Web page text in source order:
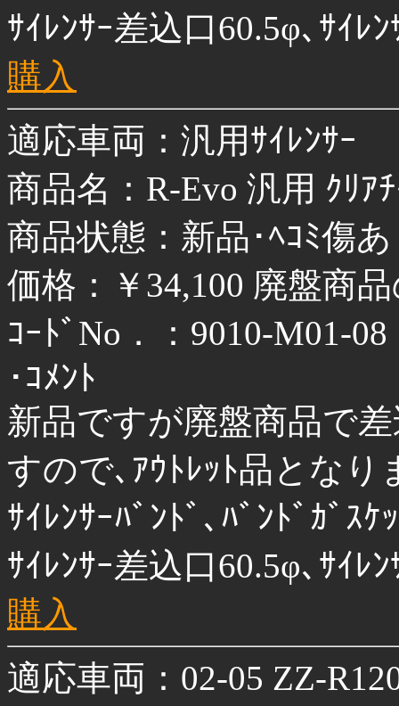
ｻｲﾚﾝｻｰ差込口60.5φ､ｻｲﾚ
購入
適応車両：汎用ｻｲﾚﾝｻｰ
商品名：R-Evo 汎用 ｸﾘｱ
商品状態：新品･ﾍｺﾐ傷
価格：￥34,100 廃盤商
ｺｰﾄﾞNo．：9010-M01-08
･ｺﾒﾝﾄ
新品ですが廃盤商品で
すので､ｱｳﾄﾚｯﾄ品となり
ｻｲﾚﾝｻｰﾊﾞﾝﾄﾞ､ﾊﾞﾝﾄﾞｶﾞｽ
ｻｲﾚﾝｻｰ差込口60.5φ､ｻｲﾚ
購入
適応車両：02-05 ZZ-